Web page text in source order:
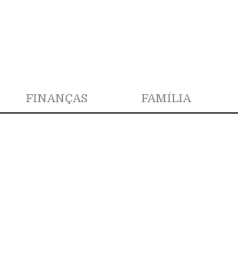
FINANÇAS FAMÍLIA